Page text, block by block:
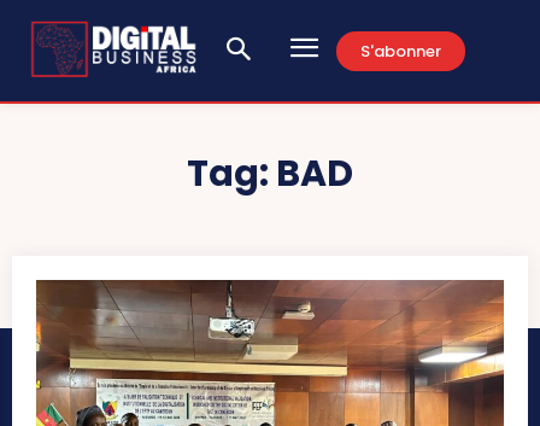
S'abonner
Tag: BAD